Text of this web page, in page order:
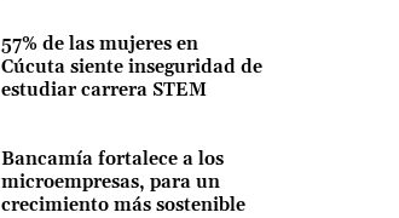
57% de las mujeres en
Cúcuta siente inseguridad de
estudiar carrera STEM
Bancamía fortalece a los
microempresas, para un
crecimiento más sostenible